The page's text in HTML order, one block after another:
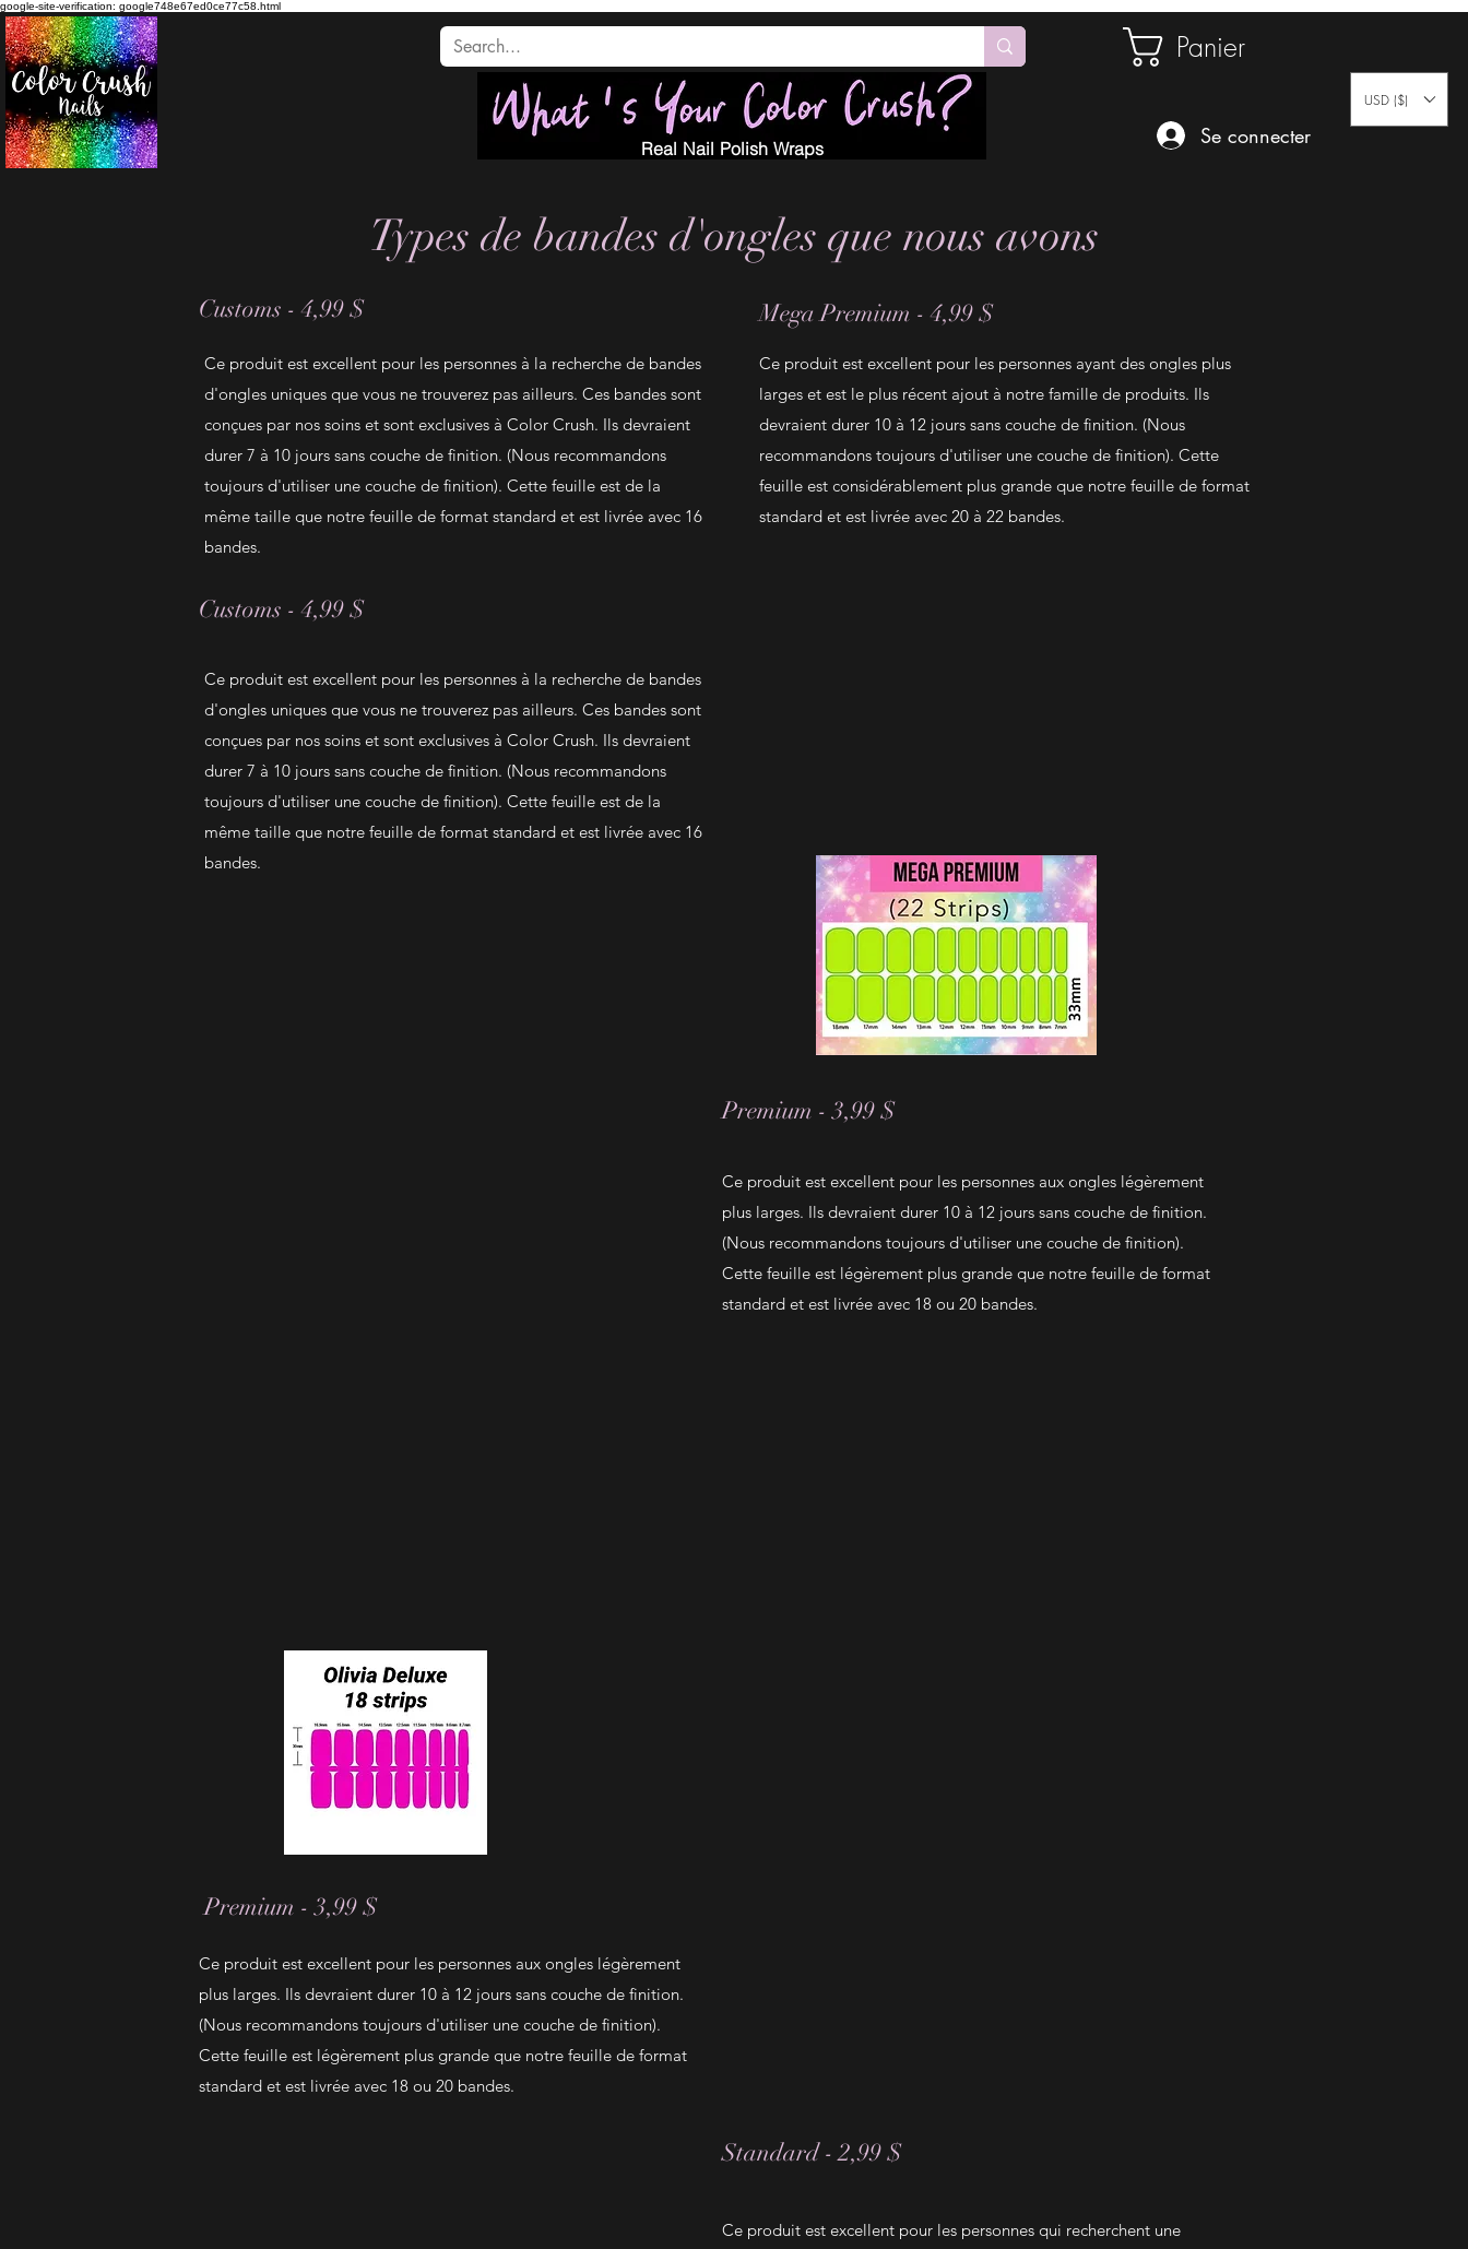
google-site-verification: google748e67ed0ce77c58.html
Panier
Real Nail Polish Wraps
Se connecter
USD ($)
Types de bandes d'ongles que nous avons
Customs - 4,99 $
Ce produit est excellent pour les personnes à la recherche de bandes
d'ongles uniques que vous ne trouverez pas ailleurs. Ces bandes sont
conçues par nos soins et sont exclusives à Color Crush. Ils devraient
durer 7 à 10 jours sans couche de finition. (Nous recommandons
toujours d'utiliser une couche de finition). Cette feuille est de la
même taille que notre feuille de format standard et est livrée avec 16
bandes.
Customs - 4,99 $
Ce produit est excellent pour les personnes à la recherche de bandes
d'ongles uniques que vous ne trouverez pas ailleurs. Ces bandes sont
conçues par nos soins et sont exclusives à Color Crush. Ils devraient
durer 7 à 10 jours sans couche de finition. (Nous recommandons
toujours d'utiliser une couche de finition). Cette feuille est de la
même taille que notre feuille de format standard et est livrée avec 16
bandes.
Premium - 3,99 $
Ce produit est excellent pour les personnes aux ongles légèrement
plus larges. Ils devraient durer 10 à 12 jours sans couche de finition.
(Nous recommandons toujours d'utiliser une couche de finition).
Cette feuille est légèrement plus grande que notre feuille de format
standard et est livrée avec 18 ou 20 bandes.
Mega Premium - 4,99 $
Ce produit est excellent pour les personnes ayant des ongles plus
larges et est le plus récent ajout à notre famille de produits. Ils
devraient durer 10 à 12 jours sans couche de finition. (Nous
recommandons toujours d'utiliser une couche de finition). Cette
feuille est considérablement plus grande que notre feuille de format
standard et est livrée avec 20 à 22 bandes.
Premium - 3,99 $
Ce produit est excellent pour les personnes aux ongles légèrement
plus larges. Ils devraient durer 10 à 12 jours sans couche de finition.
(Nous recommandons toujours d'utiliser une couche de finition).
Cette feuille est légèrement plus grande que notre feuille de format
standard et est livrée avec 18 ou 20 bandes.
Standard - 2,99 $
Ce produit est excellent pour les personnes qui recherchent une